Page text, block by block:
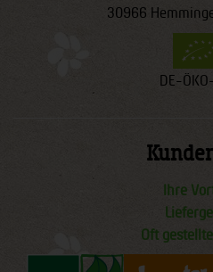
30966
DE-
Ihre
Oft